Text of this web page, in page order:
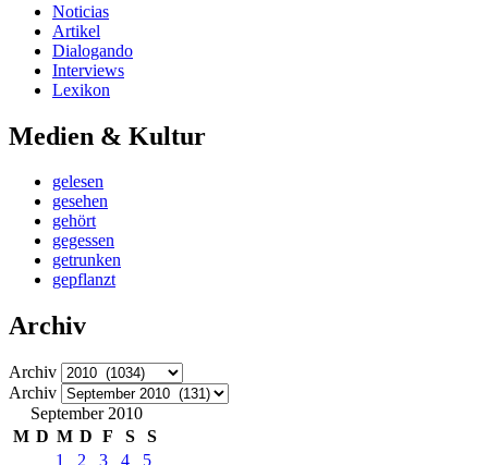
Noticias
Artikel
Dialogando
Interviews
Lexikon
Medien & Kultur
gelesen
gesehen
gehört
gegessen
getrunken
gepflanzt
Archiv
Archiv
Archiv
September 2010
M D M D F S
S
1
2 3 4 5